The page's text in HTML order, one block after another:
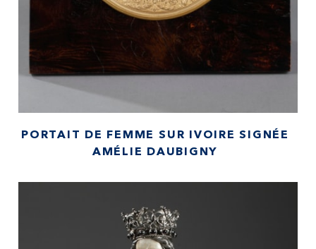
PORTAIT DE FEMME SUR IVOIRE SIGNÉE
AMÉLIE DAUBIGNY